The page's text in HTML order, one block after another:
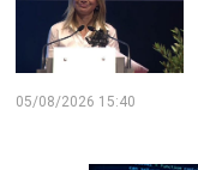
05/08/2026 15:40